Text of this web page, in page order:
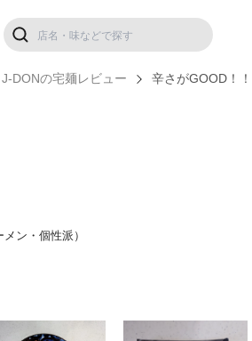
J-DONの宅麺レビュー 辛さがGOOD！！
ン・個性派）